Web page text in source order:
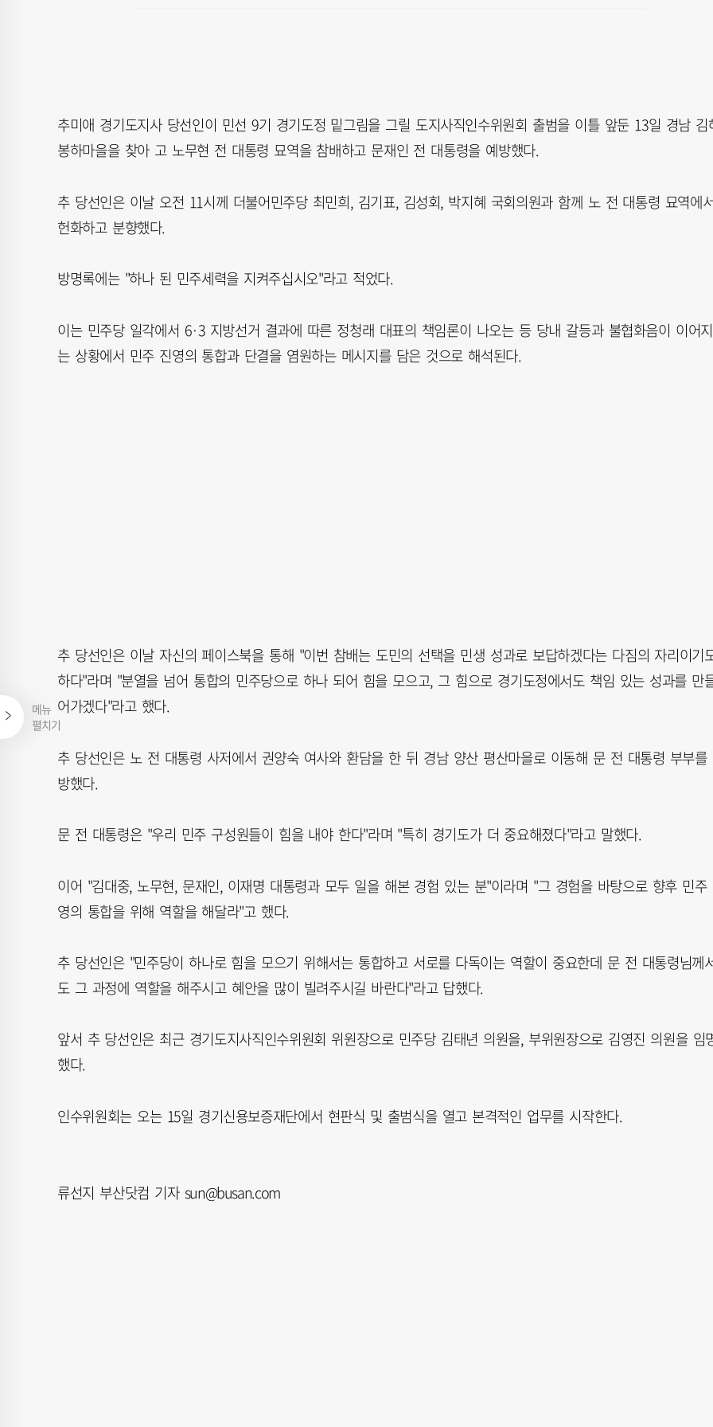
메뉴
펼치기
추미애 경기도지사 당선인이 민선 9기 경기도정 밑그림을 그릴 도지사직인수위원회 출범을 이틀 앞둔 13일 경남 김
봉하마을을 찾아 고 노무현 전 대통령 묘역을 참배하고 문재인 전 대통령을 예방했다.
추 당선인은 이날 오전 11시께 더불어민주당 최민희, 김기표, 김성회, 박지혜 국회의원과 함께 노 전 대통령 묘역에
헌화하고 분향했다.
방명록에는 "하나 된 민주세력을 지켜주십시오"라고 적었다.
이는 민주당 일각에서 6·3 지방선거 결과에 따른 정청래 대표의 책임론이 나오는 등 당내 갈등과 불협화음이 이어지
는 상황에서 민주 진영의 통합과 단결을 염원하는 메시지를 담은 것으로 해석된다.
추 당선인은 이날 자신의 페이스북을 통해 "이번 참배는 도민의 선택을 민생 성과로 보답하겠다는 다짐의 자리이기
하다"라며 "분열을 넘어 통합의 민주당으로 하나 되어 힘을 모으고, 그 힘으로 경기도정에서도 책임 있는 성과를 만
어가겠다"라고 했다.
추 당선인은 노 전 대통령 사저에서 권양숙 여사와 환담을 한 뒤 경남 양산 평산마을로 이동해 문 전 대통령 부부를
방했다.
문 전 대통령은 "우리 민주 구성원들이 힘을 내야 한다"라며 "특히 경기도가 더 중요해졌다"라고 말했다.
이어 "김대중, 노무현, 문재인, 이재명 대통령과 모두 일을 해본 경험 있는 분"이라며 "그 경험을 바탕으로 향후 민주
영의 통합을 위해 역할을 해달라"고 했다.
추 당선인은 "민주당이 하나로 힘을 모으기 위해서는 통합하고 서로를 다독이는 역할이 중요한데 문 전 대통령님께
도 그 과정에 역할을 해주시고 혜안을 많이 빌려주시길 바란다"라고 답했다.
앞서 추 당선인은 최근 경기도지사직인수위원회 위원장으로 민주당 김태년 의원을, 부위원장으로 김영진 의원을 임
했다.
인수위원회는 오는 15일 경기신용보증재단에서 현판식 및 출범식을 열고 본격적인 업무를 시작한다.
류선지 부산닷컴 기자 sun@busan.com